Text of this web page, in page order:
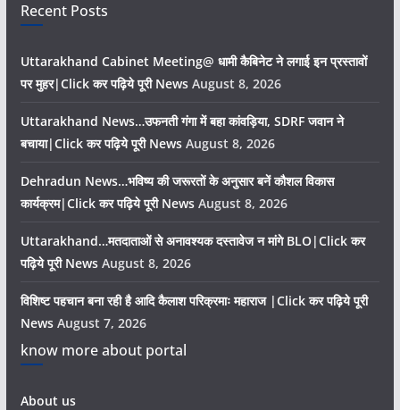
Recent Posts
Uttarakhand Cabinet Meeting@ धामी कैबिनेट ने लगाई इन प्रस्तावों
पर मुहर|Click कर पढ़िये पूरी News August 8, 2026
Uttarakhand News…उफनती गंगा में बहा कांवड़िया, SDRF जवान ने
बचाया|Click कर पढ़िये पूरी News August 8, 2026
Dehradun News…भविष्य की जरूरतों के अनुसार बनें कौशल विकास
कार्यक्रम|Click कर पढ़िये पूरी News August 8, 2026
Uttarakhand…मतदाताओं से अनावश्यक दस्तावेज न मांगे BLO|Click कर
पढ़िये पूरी News August 8, 2026
विशिष्ट पहचान बना रही है आदि कैलाश परिक्रमाः महाराज |Click कर पढ़िये पूरी
News August 7, 2026
know more about portal
About us